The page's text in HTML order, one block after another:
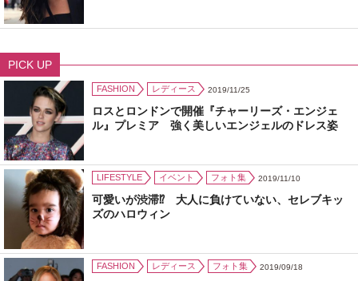
PICK UP
FASHION レディース 2019/11/25
ロスとロンドンで開催『チャーリーズ・エンジェ
ル』プレミア 強く美しいエンジェルのドレス姿
LIFESTYLE イベント フォト集 2019/11/10
可愛いが渋滞⁉ 大人に負けていない、セレブキッ
ズのハロウィン
FASHION レディース フォト集 2019/09/18